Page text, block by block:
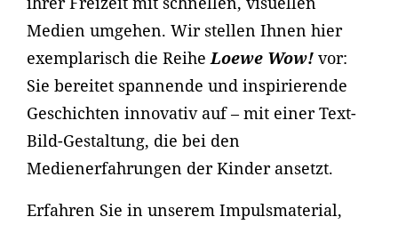
Medien umgehen. Wir stellen Ihnen hier
exemplarisch die ReiheLoewe Wow! vor:
Sie bereitet spannende und inspirierende
Geschichten innovativ auf – mit einer Text-
Bild-Gestaltung, die bei den
Medienerfahrungen der Kinder ansetzt.
Erfahren Sie in unserem Impulsmaterial,